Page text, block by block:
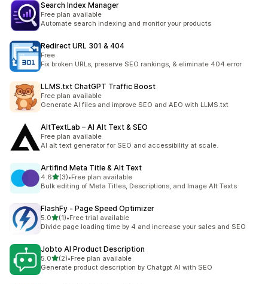
Search Index Manager
Free plan available
Automate search indexing and monitor your products
Redirect URL 301 & 404
Free
Fix broken URLs, preserve SEO rankings, & eliminate 404 error
LLMS.txt ChatGPT Traffic Boost
Free plan available
Generate AI files and improve SEO and AEO with LLMS.txt
AltTextLab – AI Alt Text & SEO
Free plan available
AI alt text generator for SEO and accessibility at scale.
Artifind Meta Title & Alt Text
4.6เต็ม 5 ดาว
(3)
ทั้งหมด 3 รีวิว
•Free plan available
Bulk editing of Meta Titles, Descriptions, and Image Alt Texts
FlashFy ‑ Page Speed Optimizer
5.0เต็ม 5 ดาว
(1)
ทั้งหมด 1 รีวิว
•Free trial available
Divide page loading time by 4 and increase your sales and SEO
Jobto AI Product Description
5.0เต็ม 5 ดาว
(2)
ทั้งหมด 2 รีวิว
•Free plan available
Generate product description by Chatgpt AI with SEO